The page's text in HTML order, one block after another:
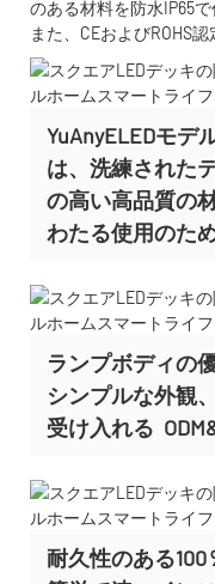
のある材料を防水IP65
また、CEおよびROHS
YuAnyELEDモデ
は、洗練された
の高い高品質の
わたる使用のため
ランプボディの
シンプルな外観
受け入れる
耐久性のある100